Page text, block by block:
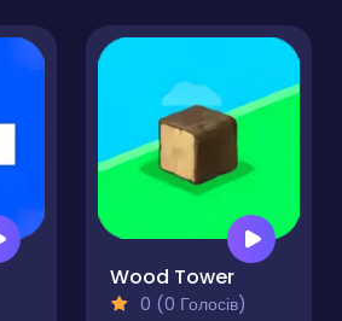
Wood Tower
0 (0 Голосів)